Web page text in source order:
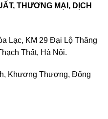
THƯƠNG MẠI, DỊCH
Lạc, KM 29 Đại Lộ Thăng
Thất, Hà Nội.
Khương Thượng, Đống